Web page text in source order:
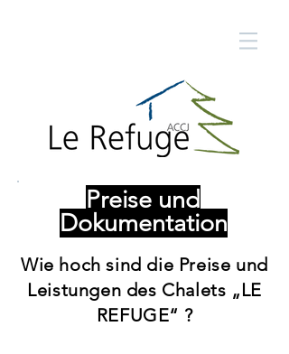
Preise und
Dokumentation
Wie hoch sind die Preise und
Leistungen des Chalets „LE
REFUGE“ ?